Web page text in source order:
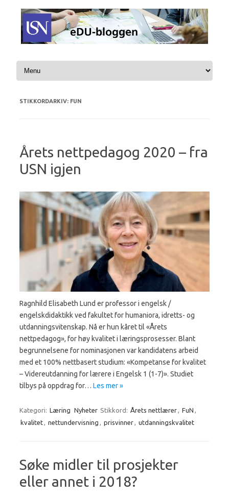
Hopp til innhold
STIKKORDARKIV: FUN
Årets nettpedagog 2020 – fra
USN igjen
Ragnhild Elisabeth Lund er professor i engelsk /
engelskdidaktikk ved fakultet for humaniora, idretts- og
utdanningsvitenskap. Nå er hun kåret til «Årets
nettpedagog», for høy kvalitet i læringsprosesser. Blant
begrunnelsene for nominasjonen var kandidatens arbeid
med et 100% nettbasert studium: «Kompetanse for kvalitet
– Videreutdanning for lærere i Engelsk 1 (1-7)». Studiet
tilbys på oppdrag for… Les mer »
Kategori: Læring Nyheter Stikkord: Årets nettlærer, FuN ,
kvalitet, nettundervisning , prisvinner, utdanningskvalitet
Søke midler til prosjekter
eller annet i 2018?